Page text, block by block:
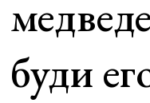
буди